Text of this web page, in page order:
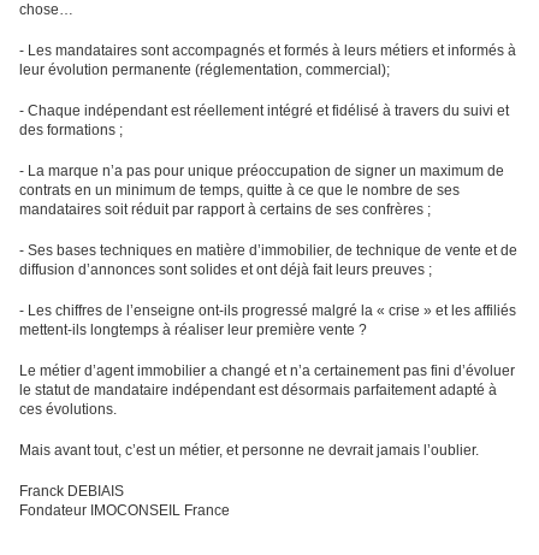
chose…
- Les mandataires sont accompagnés et formés à leurs métiers et informés à
leur évolution permanente (réglementation, commercial);
- Chaque indépendant est réellement intégré et fidélisé à travers du suivi et
des formations ;
- La marque n’a pas pour unique préoccupation de signer un maximum de
contrats en un minimum de temps, quitte à ce que le nombre de ses
mandataires soit réduit par rapport à certains de ses confrères ;
- Ses bases techniques en matière d’immobilier, de technique de vente et de
diffusion d’annonces sont solides et ont déjà fait leurs preuves ;
- Les chiffres de l’enseigne ont-ils progressé malgré la « crise » et les affiliés
mettent-ils longtemps à réaliser leur première vente ?
Le métier d’agent immobilier a changé et n’a certainement pas fini d’évoluer
le statut de mandataire indépendant est désormais parfaitement adapté à
ces évolutions.
Mais avant tout, c’est un métier, et personne ne devrait jamais l’oublier.
Franck DEBIAIS
Fondateur IMOCONSEIL France